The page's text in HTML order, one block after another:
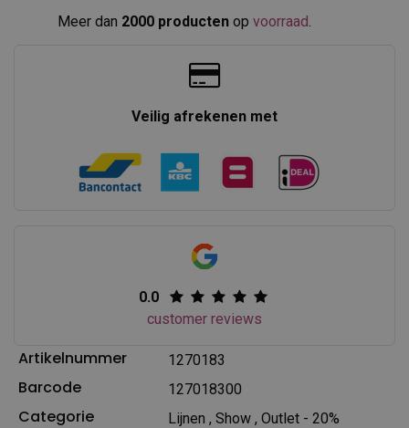
Meer dan 2000 producten op voorraad
Veilig afrekenen met
0.0
customer reviews
Artikelnummer 1270183
Barcode 127018300
Categorie Lijnen , Show, Outlet - 20%